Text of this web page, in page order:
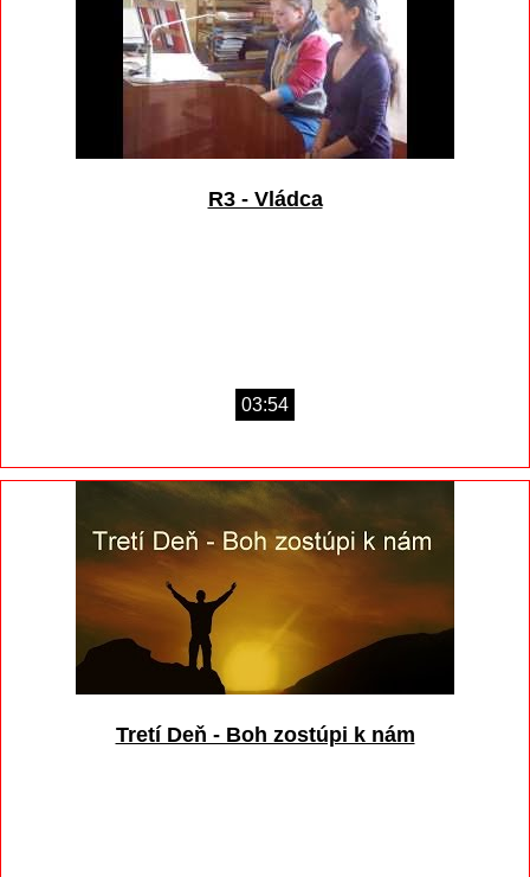
R3 - Vládca
03:54
Tretí Deň - Boh zostúpi k nám